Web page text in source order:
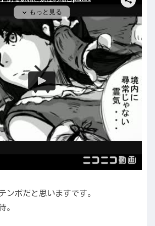
ンポだと思いますです。
。